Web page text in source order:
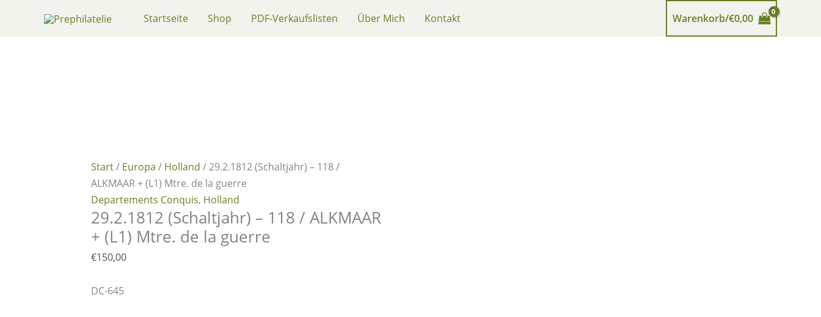
Startseite Shop PDF-Verkaufslisten Über Mich Kontakt Warenkorb/€0,00
Start/ Europa / Holland / 29.2.1812 (Schaltjahr) – 118 /
ALKMAAR + (L1) Mtre. de la guerre
Departements Conquis, Holland
29.2.1812 (Schaltjahr) – 118 / ALKMAAR
+ (L1) Mtre. de la guerre
€150,00
DC-645